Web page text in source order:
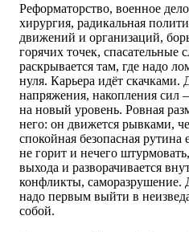
Реформаторство, военное
хирургия, радикальная
движений и организаций,
горячих точек,
раскрывается там, где надо
нуля. Карьера идёт скачками.
напряжения, накопления сил
на новый уровень. Ровная
него: он движется рывками,
спокойная безопасная
не горит и нечего
выхода и разворачивается
конфликты, саморазрушение.
надо первым выйти в
собой.